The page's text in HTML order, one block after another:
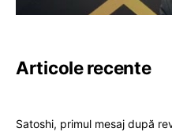
Articole recente
Satoshi, primul mesaj după